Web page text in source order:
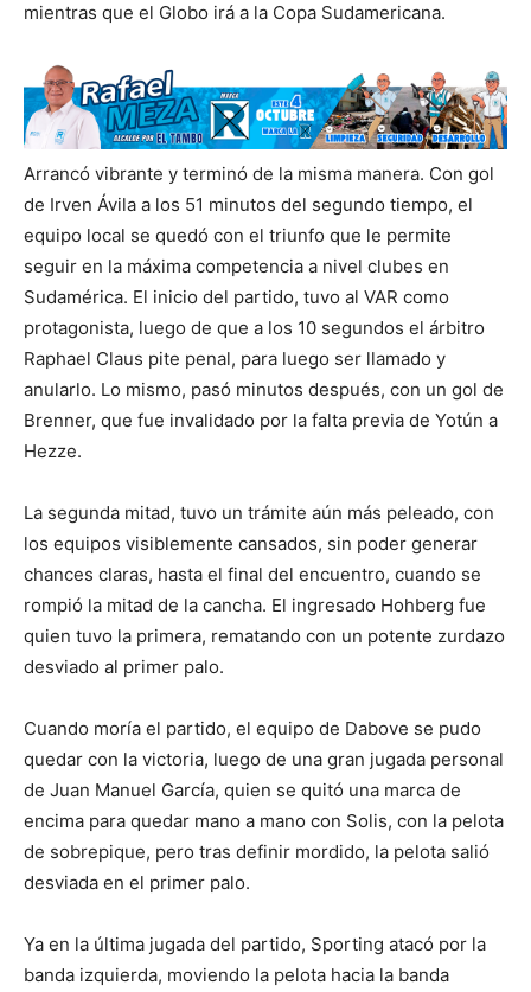
mientras que el Globo irá a la Copa Sudamericana.
Arrancó vibrante y terminó de la misma manera. Con gol
de Irven Ávila a los 51 minutos del segundo tiempo, el
equipo local se quedó con el triunfo que le permite
seguir en la máxima competencia a nivel clubes en
Sudamérica. El inicio del partido, tuvo al VAR como
protagonista, luego de que a los 10 segundos el árbitro
Raphael Claus pite penal, para luego ser llamado y
anularlo. Lo mismo, pasó minutos después, con un gol de
Brenner, que fue invalidado por la falta previa de Yotún a
Hezze.
La segunda mitad, tuvo un trámite aún más peleado, con
los equipos visiblemente cansados, sin poder generar
chances claras, hasta el final del encuentro, cuando se
rompió la mitad de la cancha. El ingresado Hohberg fue
quien tuvo la primera, rematando con un potente zurdazo
desviado al primer palo.
Cuando moría el partido, el equipo de Dabove se pudo
quedar con la victoria, luego de una gran jugada personal
de Juan Manuel García, quien se quitó una marca de
encima para quedar mano a mano con Solis, con la pelota
de sobrepique, pero tras definir mordido, la pelota salió
desviada en el primer palo.
Ya en la última jugada del partido, Sporting atacó por la
banda izquierda, moviendo la pelota hacia la banda